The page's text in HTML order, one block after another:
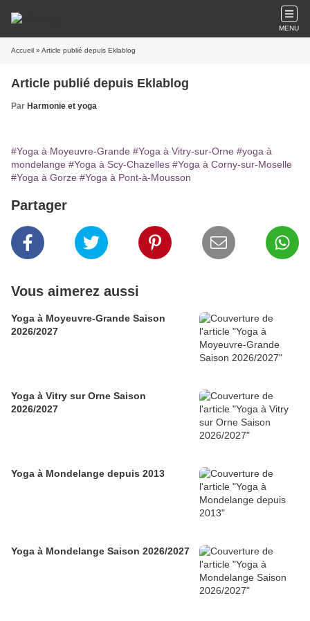
MENU
Accueil » Article publié depuis Eklablog
Article publié depuis Eklablog
Par Harmonie et yoga
#Yoga à Moyeuvre-Grande #Yoga à Vitry-sur-Orne #yoga à
mondelange #Yoga à Scy-Chazelles #Yoga à Corny-sur-Moselle
#Yoga à Gorze #Yoga à Pont-à-Mousson
Partager
Vous aimerez aussi
Yoga à Moyeuvre-Grande Saison
2026/2027
Yoga à Vitry sur Orne Saison
2026/2027
Yoga à Mondelange depuis 2013
Yoga à Mondelange Saison 2026/2027